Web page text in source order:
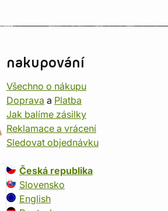
nakupování
Všechno o nákupu
Doprava a Platba
Jak balíme zásilky
Reklamace a vrácení
Sledovat objednávku
Česká republika
Slovensko
English